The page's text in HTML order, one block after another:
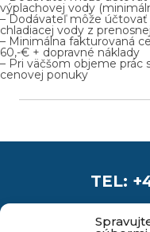
výplachovej vody
– Dodávateľ môže účtovať
chladiacej vody z
– Minimálna fakturovaná
60,-€ + dopravné náklady
– Pri väčšom objeme prác
cenovej ponuky
TEL: